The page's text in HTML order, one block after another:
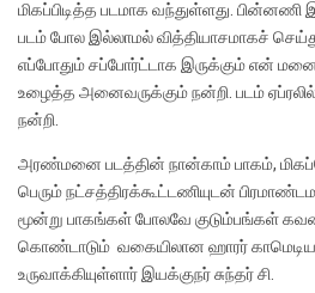
மிகப்பிடித்த படமாக வந்துள்ளது.
படம் போல இல்லாமல் வித்தியாசமாகச்
எப்போதும் சப்போர்ட்டாக இருக்கும் என்
உழைத்த அனைவருக்கும் நன்றி. படம்
நன்றி.
அரண்மனை படத்தின் நான்காம் பாகம்,
பெரும் நட்சத்திரக்கூட்டணியுடன்
மூன்று பாகங்கள் போலவே குடும்பங்கள்
கொண்டாடும் வகையிலான ஹாரர்
உருவாக்கியுள்ளார் இயக்குநர் சுந்தர் சி.